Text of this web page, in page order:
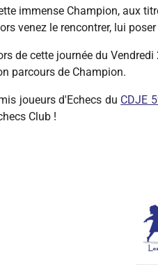
immense Champion, aux
venez le rencontrer, lui
de cette journée du
parcours de Champion.
joueurs d'Echecs du CDJE
Club !